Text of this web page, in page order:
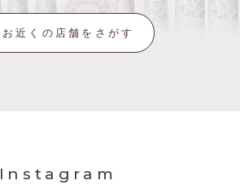
お近くの店舗をさがす
Instagram